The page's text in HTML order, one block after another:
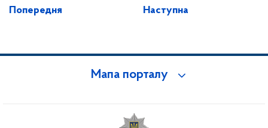
Попередня Наступна
Мапа порталу